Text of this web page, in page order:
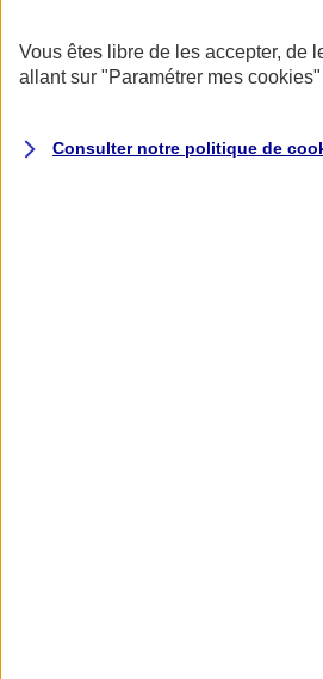
AXA Assurance
Vous êtes libre de les accepter, de
allant sur "Paramétrer mes cookies"
Consulter notre politique de